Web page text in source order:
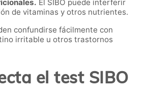
El SIBO puede interferir
de vitaminas y otros nutrientes.
confundirse fácilmente con
irritable u otros trastornos
el test SIBO